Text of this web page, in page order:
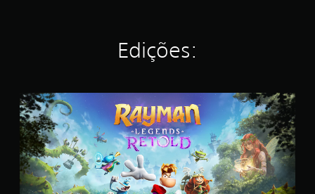
Edições:
R
a
y
m
a
n
L
e